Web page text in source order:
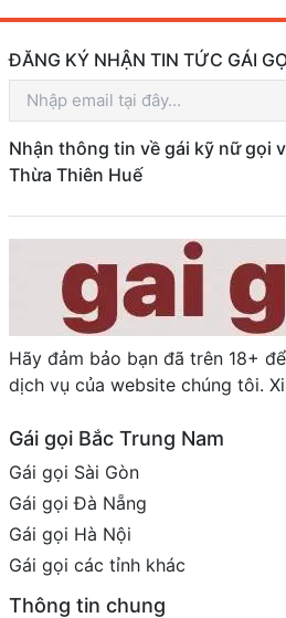
ĐĂNG KÝ NHẬN TIN TỨC GÁI
Nhận thông tin về gái kỹ nữ gọi
Thừa Thiên Huế
Hãy đảm bảo bạn đã trên 18+
dịch vụ của website chúng tôi.
Gái gọi Bắc Trung Nam
Gái gọi Sài Gòn
Gái gọi Đà Nẵng
Gái gọi Hà Nội
Gái gọi các tỉnh khác
Thông tin chung